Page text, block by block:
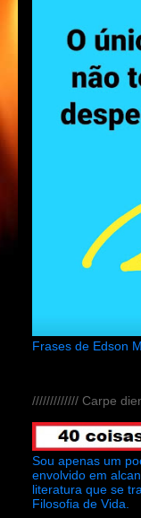
Frases de Edson
///////////// Carpe
Sou apenas um
envolvido em
literatura que se
Filosofia de Vida.